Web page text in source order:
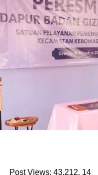
Post Views: 43,212, 14